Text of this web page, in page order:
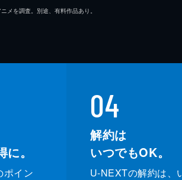
を調査。別途、有料作品あり。
。
ポイン
04
解約は
いつでもOK。
U-NEXTの解約は、